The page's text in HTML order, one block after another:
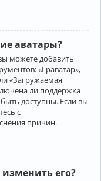
аватары?
можете добавить
«Граватар»,
«Загружаемая
ли поддержка
доступны. Если вы
с
причин.
его?